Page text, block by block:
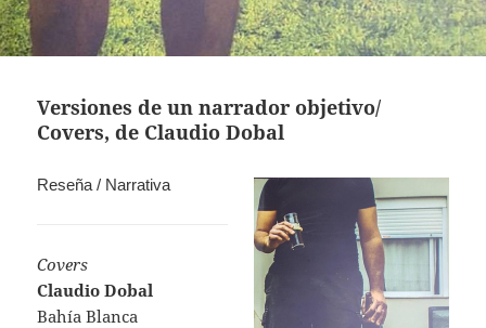
Versiones de un narrador objetivo/
Covers, de Claudio Dobal
Reseña / Narrativa
Covers
Claudio Dobal
Bahía Blanca